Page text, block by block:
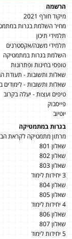
הרשמה
מיקוד חורף 2021
מחיר השלמת בגרות במתמטיקה 5
תלמידי תיכון
תלמידי משנה/אקסטרנים
השלמת בגרות במתמטיקה
טופסי בחינות ופתרונות
שאלות ותשובות - תעודת
שאלות ותשובות - לימודים
טיפים ועצות - יעלה בקרוב
פייסבוק
יוטיוב
בגרות במתמטיקה
מרתון מתמטיקה לקראת
שאלון 801
שאלון 802
שאלון 803
3 יחידות לימוד
שאלון 804
שאלון 805
4 יחידות לימוד
שאלון 806
שאלון 807
5 יחידות לימוד